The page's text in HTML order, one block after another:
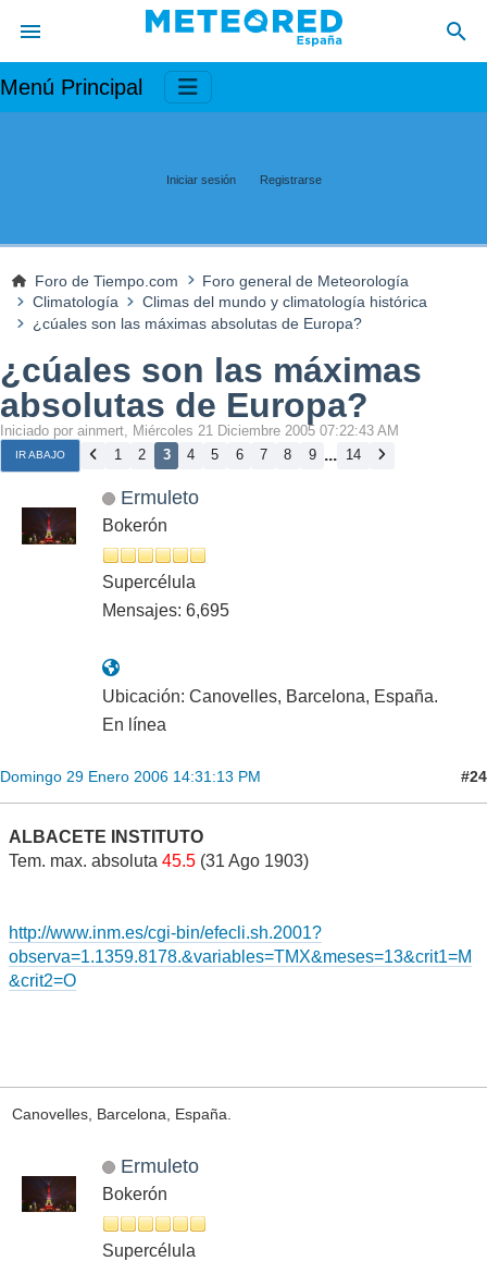
Menú Principal
Iniciar sesión Registrarse
Foro de Tiempo.com
Foro general de Meteorología
Climatología
Climas del mundo y climatología histórica
¿cúales son las máximas absolutas de Europa?
¿cúales son las máximas
absolutas de Europa?
Iniciado por ainmert, Miércoles 21 Diciembre 2005 07:22:43 AM
IR ABAJO 1 2 3 4 5 6 7 8 9 ... 14
Ermuleto
Bokerón
Supercélula
Mensajes: 6,695
Ubicación: Canovelles, Barcelona, España.
En línea
Domingo 29 Enero 2006 14:31:13 PM #24
ALBACETE INSTITUTO
Tem. max. absoluta 45.5 (31 Ago 1903)
http://www.inm.es/cgi-bin/efecli.sh.2001?
observa=1.1359.8178.&variables=TMX&meses=13&crit1=M
&crit2=O
Canovelles, Barcelona, España.
Ermuleto
Bokerón
Supercélula